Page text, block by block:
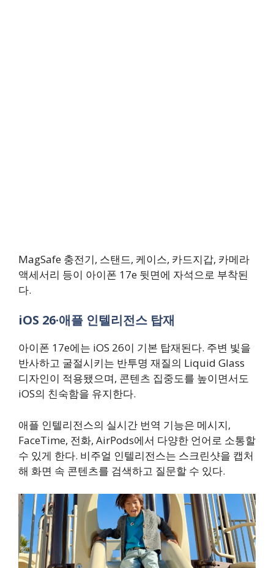
MagSafe 충전기, 스탠드, 케이스, 카드지갑, 카메라
액세서리 등이 아이폰 17e 뒷면에 자석으로 부착된
다.
iOS 26·애플 인텔리전스 탑재
아이폰 17e에는 iOS 26이 기본 탑재된다. 주변 빛을
반사하고 굴절시키는 반투명 재질의 Liquid Glass
디자인이 적용됐으며, 콘텐츠 집중도를 높이면서도
iOS의 친숙함을 유지한다.
애플 인텔리전스의 실시간 번역 기능은 메시지,
FaceTime, 전화, AirPods에서 다양한 언어로 소통할
수 있게 한다. 비주얼 인텔리전스는 스크린샷을 캡처
해 화면 속 콘텐츠를 검색하고 질문할 수 있다.